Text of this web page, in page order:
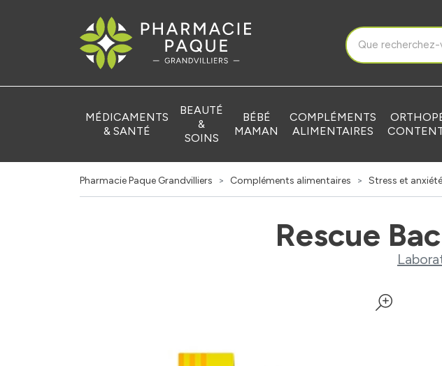
Pharmacie Paque Grandvilliers Votre
MÉDICAMENTS
& SANTÉ
BEAUTÉ
&
SOINS
BÉBÉ
MAMAN
COMPLÉMENTS
ALIMENTAIRES
Pharmacie Paque Grandvilliers Compléments alimentaires Stress et anxiété
Rescue